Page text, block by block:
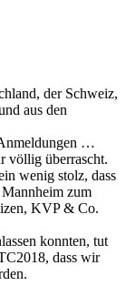
der Schweiz,
aus den
…
völlig überrascht.
wenig stolz, dass
zum
KVP & Co.
konnten, tut
dass wir